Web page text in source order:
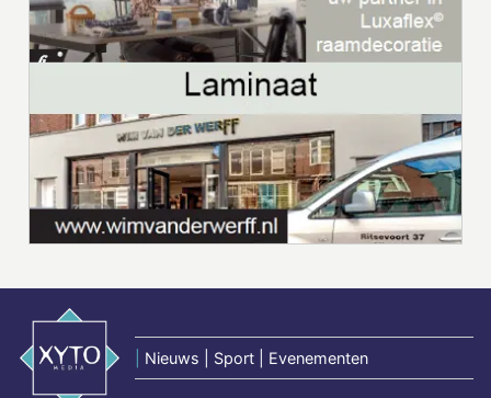
Nieuws | Sport | Evenementen